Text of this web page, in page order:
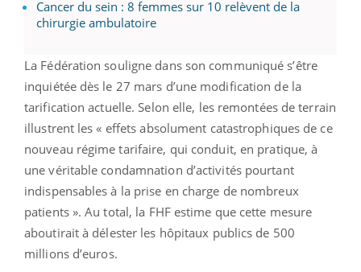
Cancer du sein : 8 femmes sur 10 relèvent de la
chirurgie ambulatoire
La Fédération souligne dans son communiqué s’être
inquiétée dès le 27 mars d’une modification de la
tarification actuelle. Selon elle, les remontées de terrain
illustrent les « effets absolument catastrophiques de ce
nouveau régime tarifaire, qui conduit, en pratique, à
une véritable condamnation d’activités pourtant
indispensables à la prise en charge de nombreux
patients ». Au total, la FHF estime que cette mesure
aboutirait à délester les hôpitaux publics de 500
millions d’euros.